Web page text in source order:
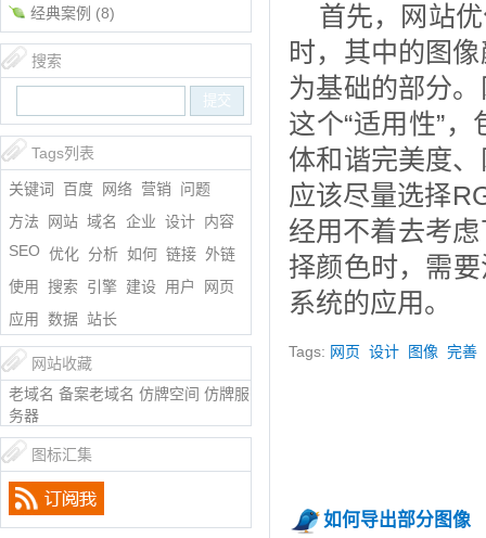
首先，网站
时，其中的图
为基础的部分
这个“适用性”
体和谐完美度
应该尽量选择
经用不着去考
择颜色时，需
系统的应用。
Tags: 网页 设计 图像 完善
如何导出部分图像
经典案例 (8)
搜索
Tags列表
关键词 百度 网络 营销
问题
方法
网站 域名 企业 设计 内容
SEO 优化 分析 如何 链接 外链
使用
搜索 引擎 建设 用户
网页
应用
数据 站长
网站收藏
老域名 备案老域名 仿牌空间 仿牌服
务器
图标汇集